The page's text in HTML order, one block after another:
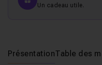
Un cadeau utile.
PrésentationTable des